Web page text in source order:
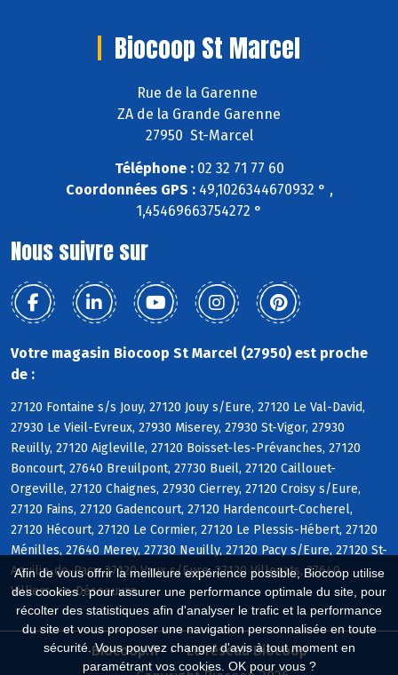
Afin de vous offrir la meilleure expérience possible, Biocoop utilise
des cookies : pour assurer une performance optimale du site, pour
récolter des statistiques afin d'analyser le trafic et la performance
du site et vous proposer une navigation personnalisée en toute
sécurité. Vous pouvez changer d'avis à tout moment en
paramétrant vos cookies. OK pour vous ?
Biocoop St Marcel
Rue de la Garenne
ZA de la Grande Garenne
27950 St-Marcel
Téléphone :02 32 71 77 60
Coordonnées GPS :49,1026344670932 ° ,
1,45469663754272 °
Nous suivre sur
Votre magasin Biocoop St Marcel (27950) est proche
de :
27120 Fontaine s/s Jouy, 27120 Jouy s/Eure, 27120 Le Val-David,
27930 Le Vieil-Evreux, 27930 Miserey, 27930 St-Vigor, 27930
Reuilly, 27120 Aigleville, 27120 Boisset-les-Prévanches, 27120
Boncourt, 27640 Breuilpont, 27730 Bueil, 27120 Caillouet-
Orgeville, 27120 Chaignes, 27930 Cierrey, 27120 Croisy s/Eure,
27120 Fains, 27120 Gadencourt, 27120 Hardencourt-Cocherel,
27120 Hécourt, 27120 Le Cormier, 27120 Le Plessis-Hébert, 27120
Ménilles, 27640 Merey, 27730 Neuilly, 27120 Pacy s/Eure, 27120 St-
Aquilin-de-Pacy, 27120 Vaux s/Eure, 27120 Villegats, 27640
Villiers-en-Désoeuvre
Biocoop.fr
Le réseau Biocoop